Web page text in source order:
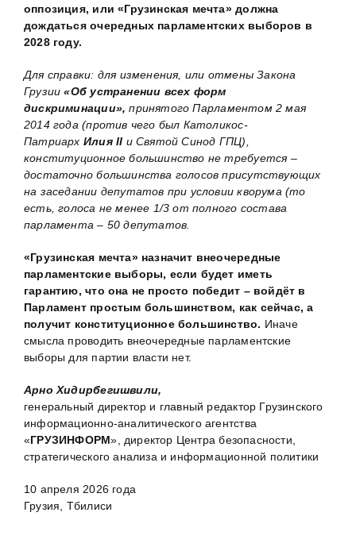
оппозиция, или «Грузинская мечта» должна
дождаться очередных парламентских выборов в
2028 году.
Для справки: для изменения, или отмены Закона
Грузии«Об устранении всех форм
дискриминации», принятого Парламентом 2 мая
2014 года (против чего был Католикос-
Патриарх Илия II и Святой Синод ГПЦ)
конституционное большинство не требуется –
достаточно большинства голосов присутствующих
на заседании депутатов при условии кворума (то
есть, голоса не менее 1/3 от полного состава
парламента – 50 депутатов.
«Грузинская мечта» назначит внеочередные
парламентские выборы, если будет иметь
гарантию, что она не просто победит – войдёт в
Парламент простым большинством, как сейчас, а
получит конституционное большинство. Иначе
смысла проводить внеочередные парламентские
выборы для партии власти нет.
Арно Хидирбегишвили,
генеральный директор и главный редактор Грузинского
информационно-аналитического агентства
«ГРУЗИНФОРМ», директор Центра безопасности,
стратегического анализа и информационной политики
10 апреля 2026 года
Грузия, Тбилиси